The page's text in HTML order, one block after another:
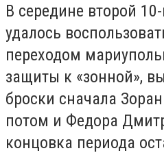
В середине второй
удалось
переходом
защиты к «зонной»,
броски сначала
потом и Федора
концовка периода